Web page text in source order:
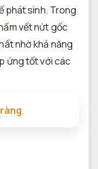
phát sinh. Trong
vết nứt gốc
nhờ khả năng
ứng tốt với các